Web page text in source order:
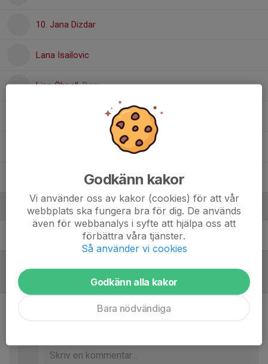
10. Jana Dizdar
Lana Isailovic
Linn Öhnell, Dam
Zuzanna Maciaszczyk, FU20 (2008-2009)
Ledare
Stefan BackTränare Dam B
Referat
Godkänn kakor
Vi använder oss av kakor (cookies) för att vår
webbplats ska fungera bra för dig. De används
även för webbanalys i syfte att hjälpa oss att
förbättra våra tjänster.
Så använder vi cookies
Godkänn alla kakor
Bara nödvändiga